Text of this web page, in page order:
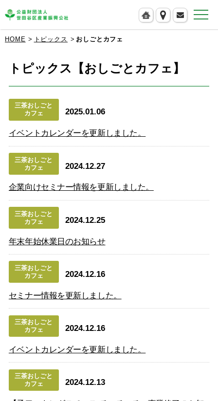
HOME トピックス おしごとカフェ
トピックス【おしごとカフェ】
三茶おしごと
カフェ
2025.01.06
イベントカレンダーを更新しました。
三茶おしごと
カフェ
2024.12.27
企業向けセミナー情報を更新しました。
三茶おしごと
カフェ
2024.12.25
年末年始休業日のお知らせ
三茶おしごと
カフェ
2024.12.16
セミナー情報を更新しました。
三茶おしごと
カフェ
2024.12.16
イベントカレンダーを更新しました。
三茶おしごと
カフェ
2024.12.13